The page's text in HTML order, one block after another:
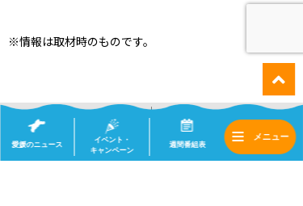
※情報は取材時のものです。
前の記事
９月２日（土）なる
ちか！ 店舗情報
次の記事
９月１６日（土）な
るちか！ 店舗情報
愛媛のニュース
イベント・
キャンペーン
週間番組表